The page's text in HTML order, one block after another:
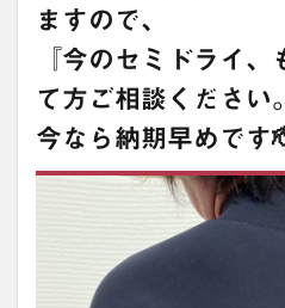
ますので、
『今のセミドライ
て方ご相談ください。
今なら納期早めです